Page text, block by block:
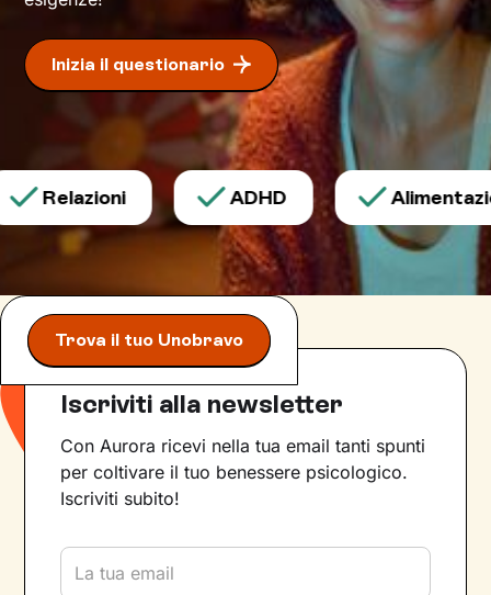
Inizia il questionario
Relazioni ADHD
Trova il tuo Unobravo
Iscriviti alla newsletter
Con Aurora ricevi nella tua email tanti spunti
per coltivare il tuo benessere psicologico.
Iscriviti subito!